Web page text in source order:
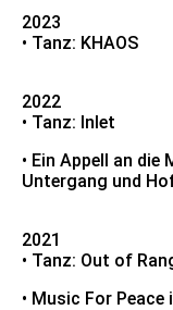
2023
• Tanz: KHAOS
2022
• Tanz: Inlet
• Ein Appell an
Untergang und
2021
• Tanz: Out of
• Music For